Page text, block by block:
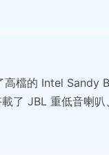
高檔的 Intel
了 JBL 重低音喇